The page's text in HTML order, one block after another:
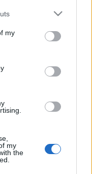
one or more Google
You may click to
third-party tags to
in below Google
my
my
the
turizmusba
hódító útjára